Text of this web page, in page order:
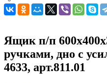
Ящик п/п
ручками, дно с
4633, арт.811.01